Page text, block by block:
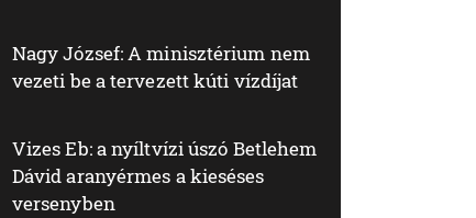
Nagy József: A minisztérium nem
vezeti be a tervezett kúti vízdíjat
Vizes Eb: a nyíltvízi úszó Betlehem
Dávid aranyérmes a kieséses
versenyben